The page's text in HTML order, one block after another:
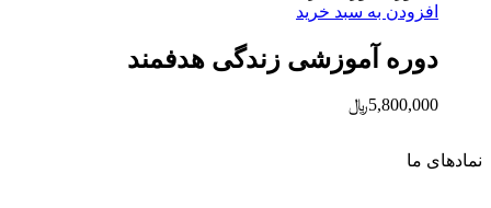
افزودن به سبد خرید
دوره آموزشی زندگی هدفمند
5,800,000﷼
نماد‌های ما